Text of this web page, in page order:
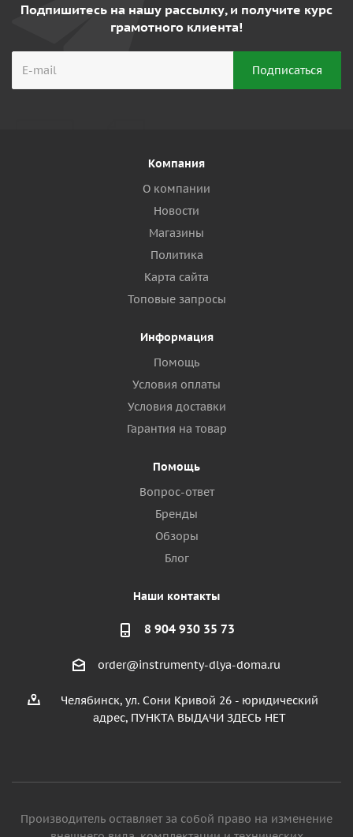
Подпишитесь на нашу рассылку, и получите курс
грамотного клиента!
Компания
О компании
Новости
Магазины
Политика
Карта сайта
Топовые запросы
Информация
Помощь
Условия оплаты
Условия доставки
Гарантия на товар
Помощь
Вопрос-ответ
Бренды
Обзоры
Блог
Наши контакты
8 904 930 35 73
order@instrumenty-dlya-doma.ru
Челябинск, ул. Сони Кривой 26 - юридический
адрес, ПУНКТА ВЫДАЧИ ЗДЕСЬ НЕТ
Производитель оставляет за собой право на изменение